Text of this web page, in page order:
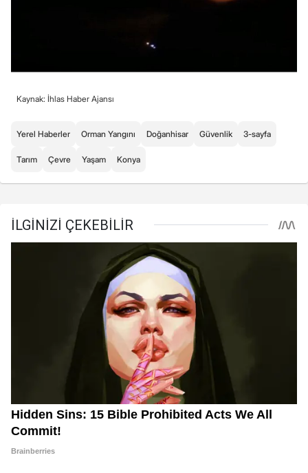
Kaynak: İhlas Haber Ajansı
Yerel Haberler Orman Yangını Doğanhisar Güvenlik 3-sayfa
Tarım Çevre Yaşam Konya